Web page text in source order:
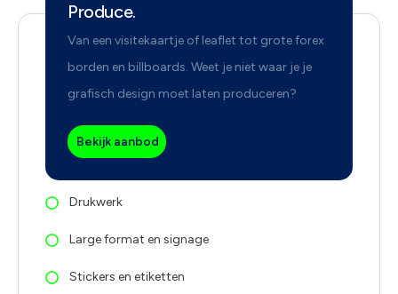
Produce.
Van een visitekaartje of leaflet tot grote forex
borden en billboards. Weet je niet waar je je
grafisch design moet laten produceren?
Bekijk aanbod
Drukwerk
Large format en signage
Stickers en etiketten